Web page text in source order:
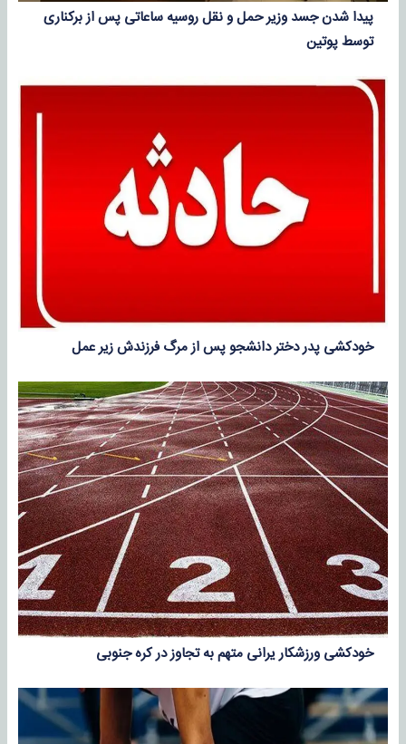
پیدا شدن جسد وزیر حمل و نقل روسیه ساعاتی پس از برکناری
توسط پوتین
خودکشی پدر دختر دانشجو پس از مرگ فرزندش زیر عمل
خودکشی ورزشکار یرانی متهم به تجاوز در کره جنوبی